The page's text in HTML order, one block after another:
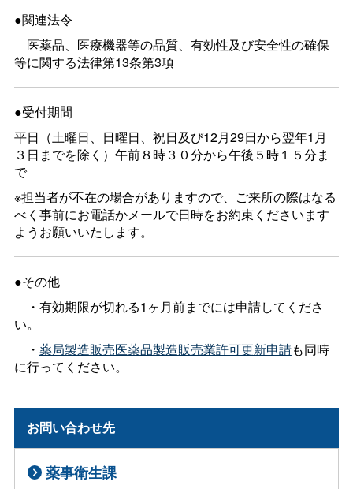
●関連法令
医薬品、医療機器等の品質、有効性及び安全性の確保
等に関する法律第13条第3項
●受付期間
平日（土曜日、日曜日、祝日及び12月29日から翌年1月
３日までを除く）午前８時３０分から午後５時１５分ま
で
※担当者が不在の場合がありますので、ご来所の際はなる
べく事前にお電話かメールで日時をお約束くださいます
ようお願いいたします。
●その他
・有効期限が切れる1ヶ月前までには申請してくださ
い。
・ 薬局製造販売医薬品製造販売業許可更新申請も同時
に行ってください。
お問い合わせ先
薬事衛生課